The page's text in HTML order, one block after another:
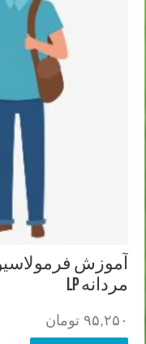
آموزش
مردانه LP
۹۵,۲۵۰ تومان